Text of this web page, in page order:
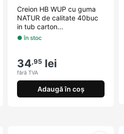
Creion HB WUP cu guma
NATUR de calitate 40buc
in tub carton...
● în stoc
34,95 lei
fără TVA
Adaugă în coș